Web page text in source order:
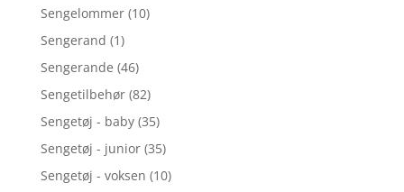
Sengelommer (10)
Sengerand (1)
Sengerande (46)
Sengetilbehør (82)
Sengetøj - baby (35)
Sengetøj - junior (35)
Sengetøj - voksen (10)